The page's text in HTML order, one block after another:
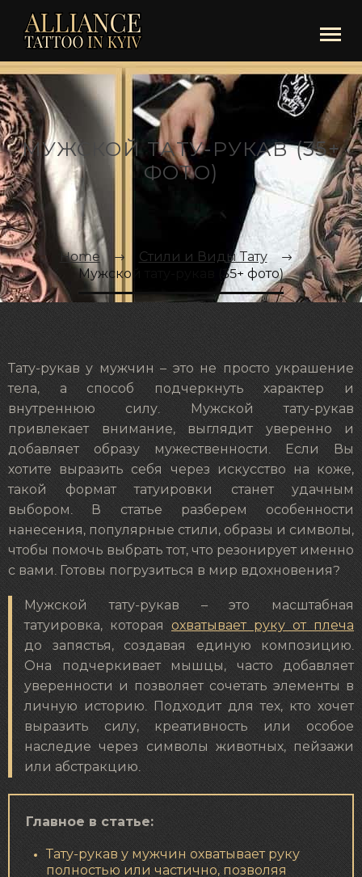
МУЖСКОЙ ТАТУ-РУКАВ (35+
ФОТО)
Home
Стили и Виды Тату
Мужской тату-рукав (35+ фото)
Тату-рукав у мужчин – это не просто украшение
тела, а способ подчеркнуть характер и
внутреннюю силу. Мужской тату-рукав
привлекает внимание, выглядит уверенно и
добавляет образу мужественности. Если Вы
хотите выразить себя через искусство на коже,
такой формат татуировки станет удачным
выбором. В статье разберем особенности
нанесения, популярные стили, образы и символы,
чтобы помочь выбрать тот, что резонирует именно
с вами. Готовы погрузиться в мир вдохновения?
Мужской тату-рукав – это масштабная
татуировка, котораяохватывает руку от плеча
до запястья, создавая единую композицию.
Она подчеркивает мышцы, часто добавляет
уверенности и позволяет сочетать элементы в
личную историю. Подходит для тех, кто хочет
выразить силу, креативность или особое
наследие через символы животных, пейзажи
или абстракцию.
Главное в статье:
Тату-рукав у мужчин охватывает руку
полностью или частично, позволяя